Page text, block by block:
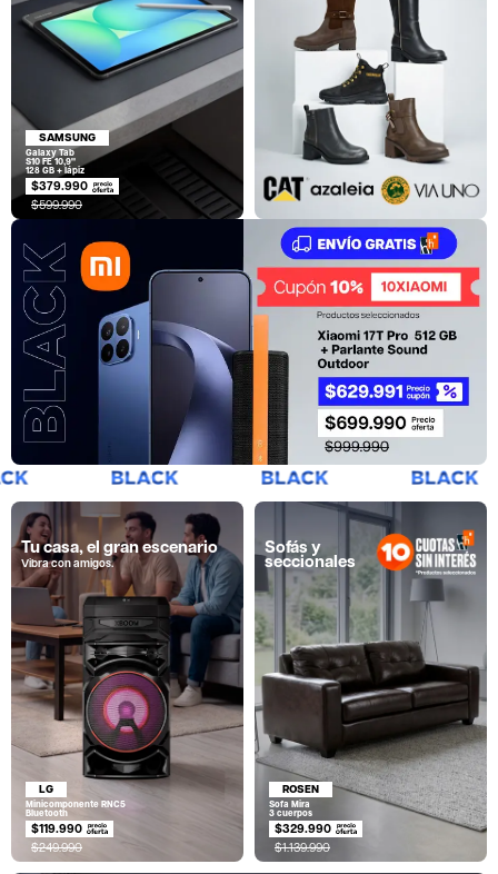
SAMSUNG
Galaxy Tab
S10 FE 10,9"
128 GB + lápiz
$379.990
$599.990
Tu casa, el gran escenario
Vibra con amigos.
LG
Minicomponente RNC5
Bluetooth
$119.990
$249.990
Sofás y
seccionales
ROSEN
Sofa Mira
3 cuerpos
$329.990
$1.139.990